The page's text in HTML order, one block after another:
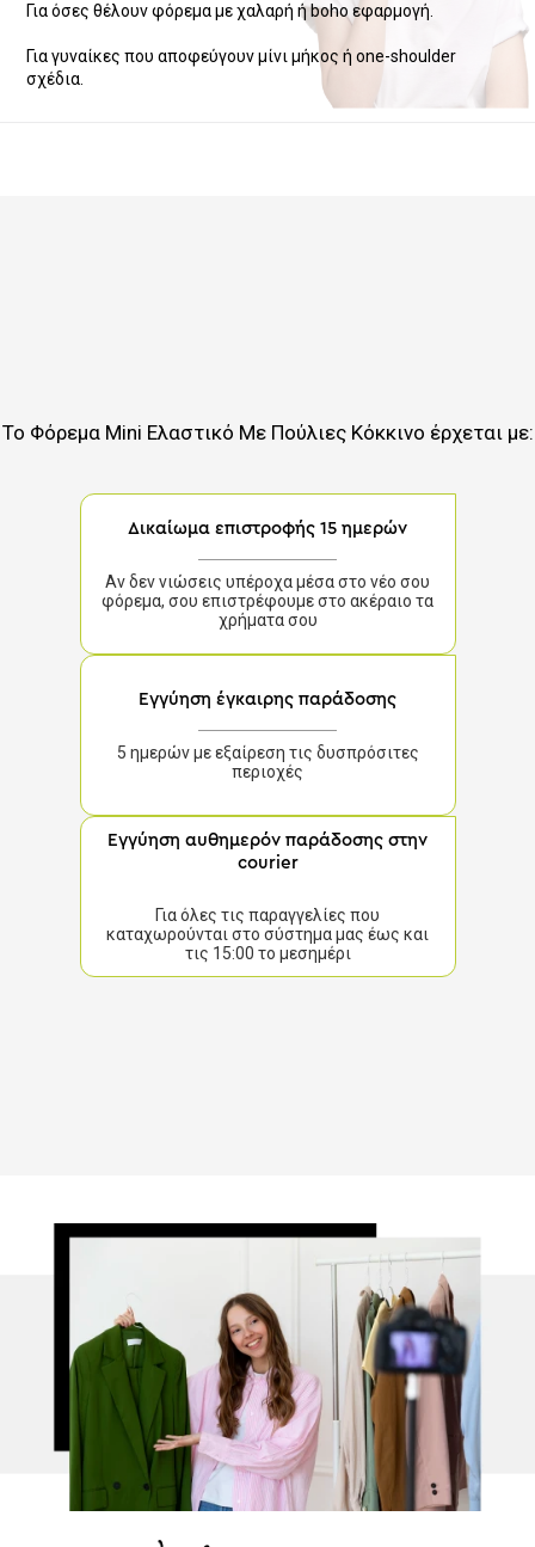
Για όσες θέλουν φόρεμα με χαλαρή ή boho εφαρμογή.
Για γυναίκες που αποφεύγουν μίνι μήκος ή one-shoulder
σχέδια.
Το Φόρεμα Mini Ελαστικό Με Πούλιες Κόκκινο έρχεται με:
Δικαίωμα επιστροφής 15 ημερών
Αν δεν νιώσεις υπέροχα μέσα στο νέο σου
φόρεμα, σου επιστρέφουμε στο ακέραιο τα
χρήματα σου
Εγγύηση έγκαιρης παράδοσης
5 ημερών με εξαίρεση τις δυσπρόσιτες
περιοχές
Εγγύηση αυθημερόν παράδοσης στην
courier
Για όλες τις παραγγελίες που
καταχωρούνται στο σύστημα μας έως και
τις 15:00 το μεσημέρι